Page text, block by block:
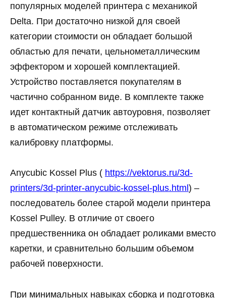
популярных моделей принтера с механикой
Delta. При достаточно низкой для своей
категории стоимости он обладает большой
областью для печати, цельнометаллическим
эффектором и хорошей комплектацией.
Устройство поставляется покупателям в
частично собранном виде. В комплекте также
идет контактный датчик автоуровня, позволяет
в автоматическом режиме отслеживать
калибровку платформы.
Anycubic Kossel Plus ( https://vektorus.ru/3d-
printers/3d-printer-anycubic-kossel-plus.html ) –
последователь более старой модели принтера
Kossel Pulley. В отличие от своего
предшественника он обладает роликами вместо
каретки, и сравнительно большим объемом
рабочей поверхности.
При минимальных навыках сборка и подготовка